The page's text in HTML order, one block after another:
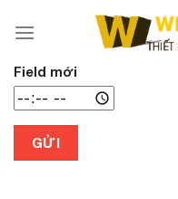
đến
nội
dung
Field mới
GỬI